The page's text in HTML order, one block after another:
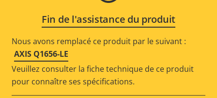
Fin de l'assistance du produit
Nous avons remplacé ce produit par le suivant :
AXIS Q1656-LE
Veuillez consulter la fiche technique de ce produit
pour connaître ses spécifications.